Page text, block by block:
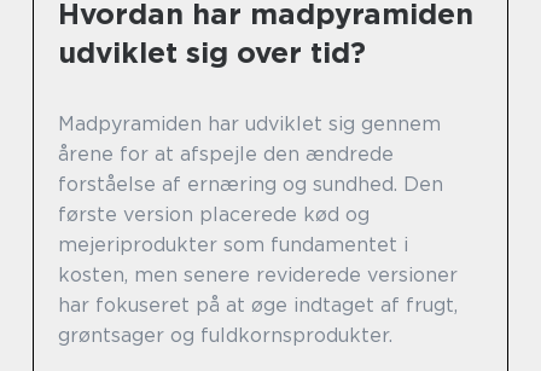
Hvordan har madpyramiden
udviklet sig over tid?
Madpyramiden har udviklet sig gennem
årene for at afspejle den ændrede
forståelse af ernæring og sundhed. Den
første version placerede kød og
mejeriprodukter som fundamentet i
kosten, men senere reviderede versioner
har fokuseret på at øge indtaget af frugt,
grøntsager og fuldkornsprodukter.